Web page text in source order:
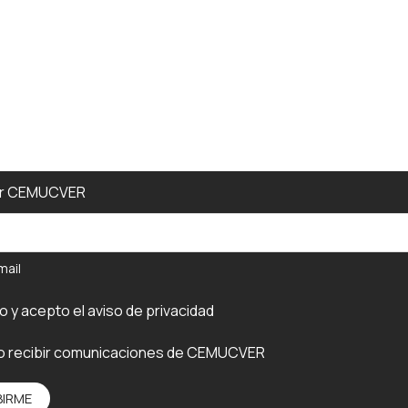
y acepto elaviso de privacidad
recibir comunicaciones de CEMUCVER